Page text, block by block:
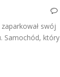
swój
Samochód, który